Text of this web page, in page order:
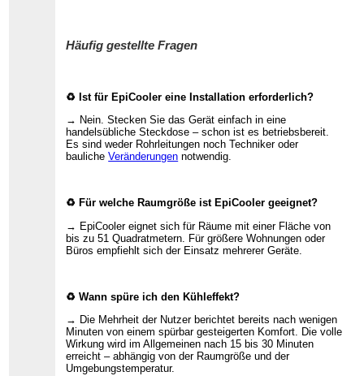
Häufig gestellte Fragen
♻ Ist für EpiCooler eine Installation erforderlich?
→ Nein. Stecken Sie das Gerät einfach in eine
handelsübliche Steckdose – schon ist es betriebsbereit.
Es sind weder Rohrleitungen noch Techniker oder
baulicheVeränderungen notwendig.
♻ Für welche Raumgröße ist EpiCooler geeignet?
→ EpiCooler eignet sich für Räume mit einer Fläche von
bis zu 51 Quadratmetern. Für größere Wohnungen oder
Büros empfiehlt sich der Einsatz mehrerer Geräte.
♻ Wann spüre ich den Kühleffekt?
→ Die Mehrheit der Nutzer berichtet bereits nach wenigen
Minuten von einem spürbar gesteigerten Komfort. Die volle
Wirkung wird im Allgemeinen nach 15 bis 30 Minuten
erreicht – abhängig von der Raumgröße und der
Umgebungstemperatur.